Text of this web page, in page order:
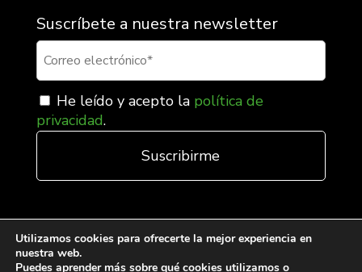
Suscríbete a nuestra newsletter
He leído y acepto la política de
privacidad.
Utilizamos cookies para ofrecerte la mejor experiencia en
nuestra web.
Puedes aprender más sobre qué cookies utilizamos o